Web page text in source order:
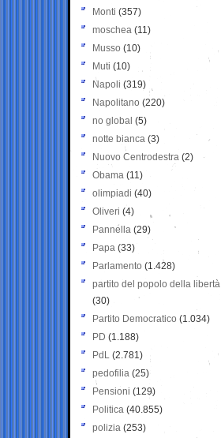
Monti (357)
moschea (11)
Musso (10)
Muti (10)
Napoli (319)
Napolitano (220)
no global (5)
notte bianca (3)
Nuovo Centrodestra (2)
Obama (11)
olimpiadi (40)
Oliveri (4)
Pannella (29)
Papa (33)
Parlamento (1.428)
partito del popolo della libertà
(30)
Partito Democratico (1.034)
PD (1.188)
PdL (2.781)
pedofilia (25)
Pensioni (129)
Politica (40.855)
polizia (253)